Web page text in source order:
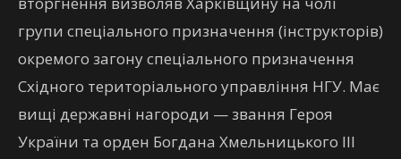
групи спеціального призначення (інструкторів)
окремого загону спеціального призначення
Східного територіального управління НГУ. Має
вищі державні нагороди — звання Героя
України та орден Богдана Хмельницького III